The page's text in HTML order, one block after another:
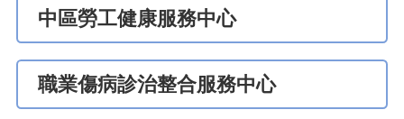
中區勞工健康服務中心
職業傷病診治整合服務中心